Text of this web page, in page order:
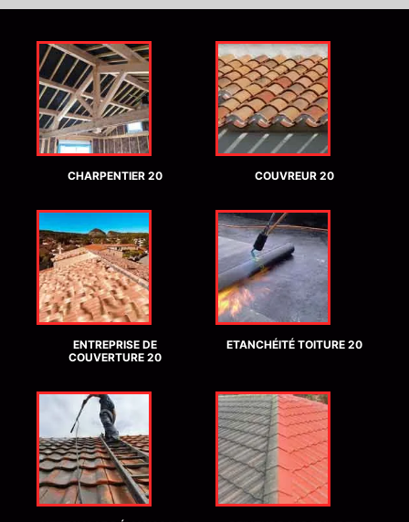
CHARPENTIER 20 COUVREUR 20
ENTREPRISE DE
COUVERTURE 20
ETANCHÉITÉ TOITURE 20